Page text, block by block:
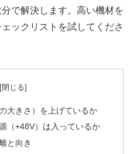
で解決します。高い機材を
ックリストを試してくださ
大きさ）を上げているか
（+48V）は入っているか
と向き